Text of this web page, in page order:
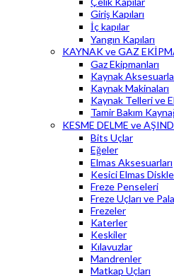
Giriş Kapıları
İç kapılar
Yangın Kapıları
KAYNAK ve GAZ
Gaz Ekipmanları
Kaynak
Kaynak Makinaları
Kaynak Telleri ve
Tamir Bakım
KESME DELME ve
Bits Uçlar
Eğeler
Elmas Aksesuarları
Kesici Elmas
Freze Penseleri
Freze Uçları ve
Frezeler
Katerler
Keskiler
Kılavuzlar
Mandrenler
Matkap Uçları